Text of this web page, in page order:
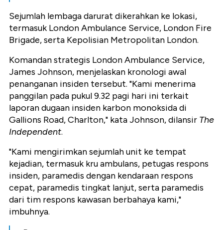
Sejumlah lembaga darurat dikerahkan ke lokasi,
termasuk London Ambulance Service, London Fire
Brigade, serta Kepolisian Metropolitan London.
Komandan strategis London Ambulance Service,
James Johnson, menjelaskan kronologi awal
penanganan insiden tersebut. "Kami menerima
panggilan pada pukul 9.32 pagi hari ini terkait
laporan dugaan insiden karbon monoksida di
Gallions Road, Charlton," kata Johnson, dilansir The
Independent.
"Kami mengirimkan sejumlah unit ke tempat
kejadian, termasuk kru ambulans, petugas respons
insiden, paramedis dengan kendaraan respons
cepat, paramedis tingkat lanjut, serta paramedis
dari tim respons kawasan berbahaya kami,"
imbuhnya.